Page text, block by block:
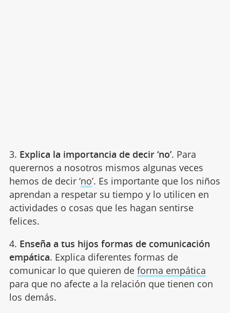
3. Explica la importancia de decir ‘no’. Para
querernos a nosotros mismos algunas veces
hemos de decir ‘no’. Es importante que los niños
aprendan a respetar su tiempo y lo utilicen en
actividades o cosas que les hagan sentirse
felices.
4. Enseña a tus hijos formas de comunicación
empática. Explica diferentes formas de
comunicar lo que quieren de forma empática
para que no afecte a la relación que tienen con
los demás.